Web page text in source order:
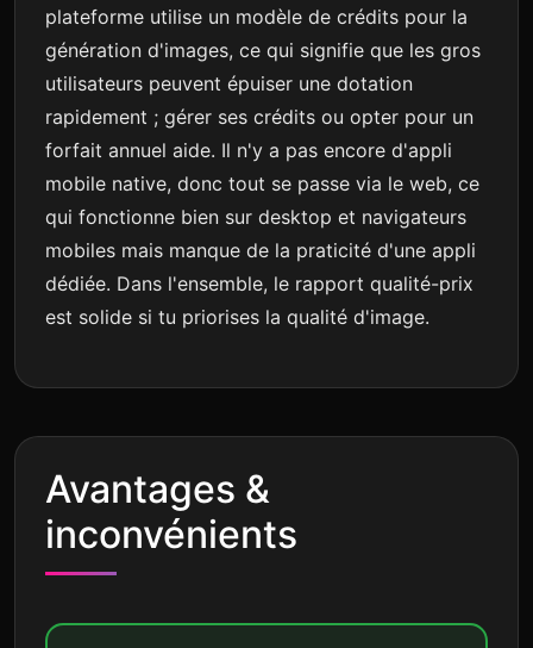
plateforme utilise un modèle de crédits pour la
génération d'images, ce qui signifie que les gros
utilisateurs peuvent épuiser une dotation
rapidement ; gérer ses crédits ou opter pour un
forfait annuel aide. Il n'y a pas encore d'appli
mobile native, donc tout se passe via le web, ce
qui fonctionne bien sur desktop et navigateurs
mobiles mais manque de la praticité d'une appli
dédiée. Dans l'ensemble, le rapport qualité-prix
est solide si tu priorises la qualité d'image.
Avantages &
inconvénients